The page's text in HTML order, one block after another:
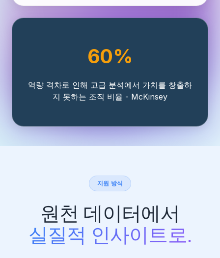
60%
역량 격차로 인해 고급 분석에서 가치를 창출하
지 못하는 조직 비율 - McKinsey
지원 방식
원천 데이터에서
실질적 인사이트로.